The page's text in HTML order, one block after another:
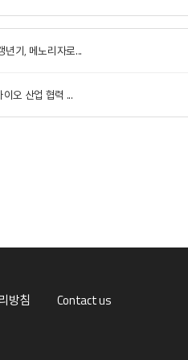
기, 메노리자로...
오 산업 협력 ...
방침 Contact us